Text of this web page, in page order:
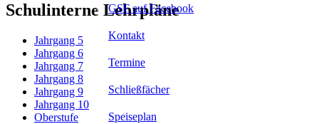
GSF auf Facebook
Kontakt
Termine
Schließfächer
Speiseplan
Schulinterne Lehrpläne
Jahrgang 5
Jahrgang 6
Jahrgang 7
Jahrgang 8
Jahrgang 9
Jahrgang 10
Oberstufe